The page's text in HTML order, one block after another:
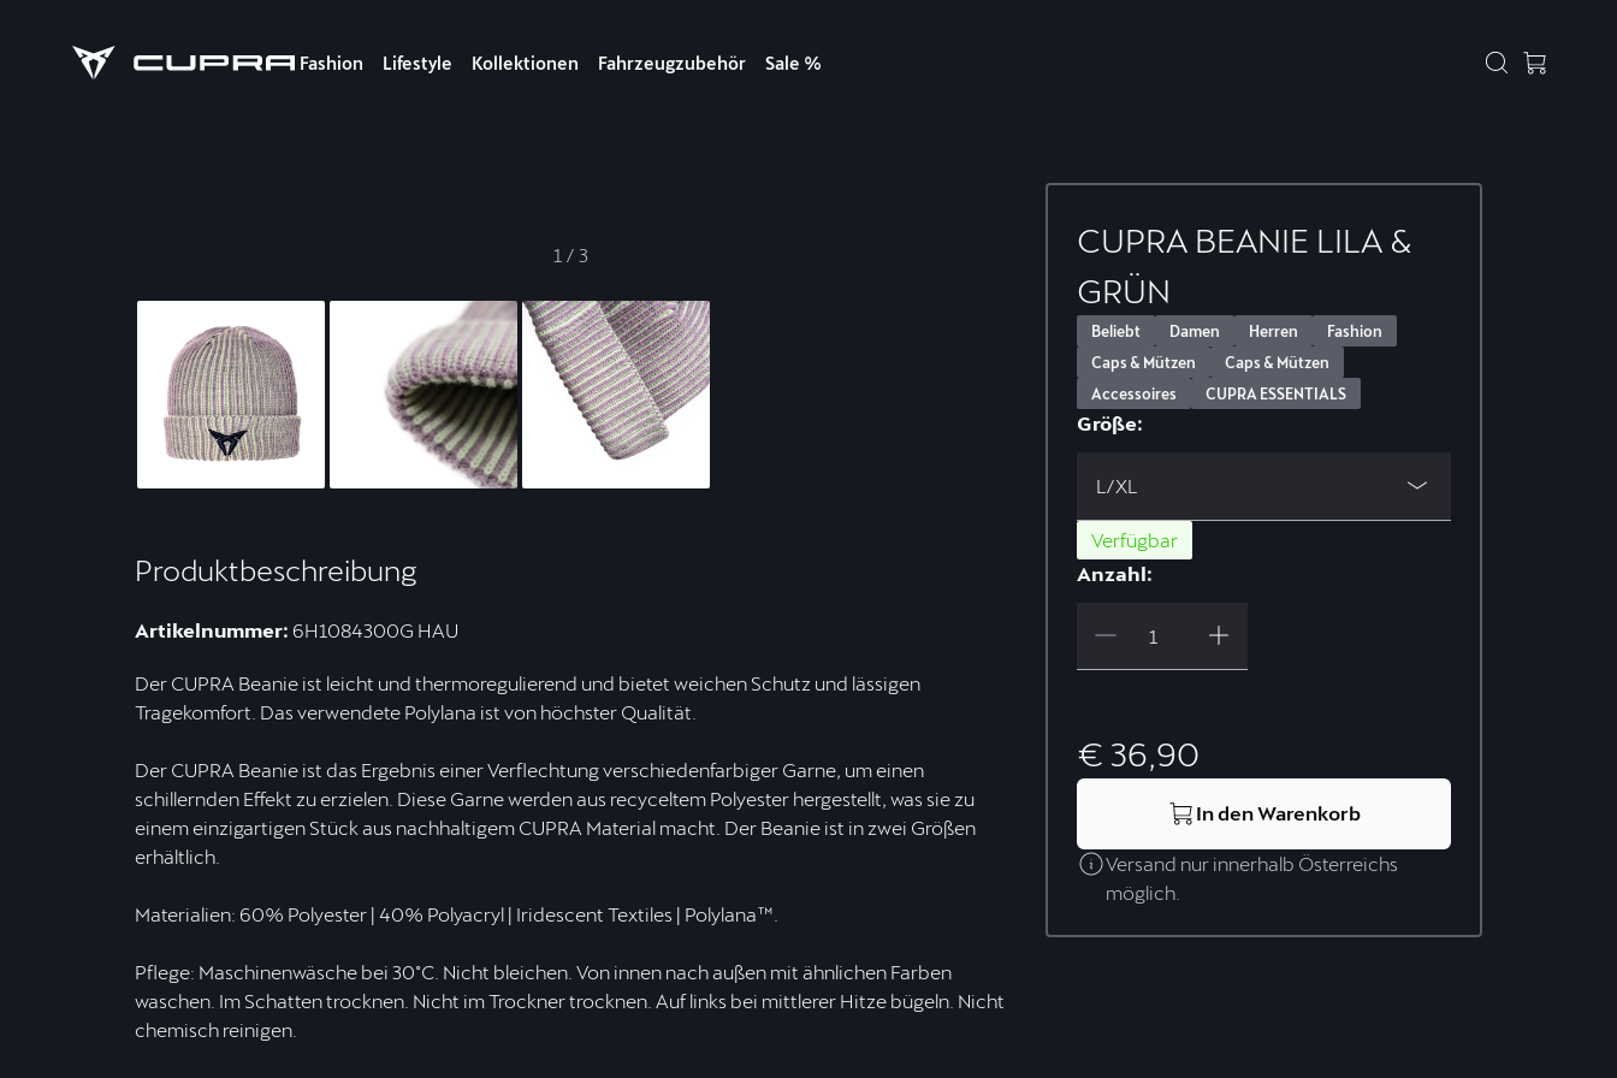
Fashion Lifestyle Kollektionen Fahrzeugzubehör Sale %
1 / 3
Produktbeschreibung
Artikelnummer: 6H1084300G HAU
Der CUPRA Beanie ist leicht und thermoregulierend und bietet weichen Schutz und lässigen
Tragekomfort. Das verwendete Polylana ist von höchster Qualität.
Der CUPRA Beanie ist das Ergebnis einer Verflechtung verschiedenfarbiger Garne, um einen
schillernden Effekt zu erzielen. Diese Garne werden aus recyceltem Polyester hergestellt, was sie zu
einem einzigartigen Stück aus nachhaltigem CUPRA Material macht. Der Beanie ist in zwei Größen
erhältlich.
Materialien: 60% Polyester | 40% Polyacryl | Iridescent Textiles | Polylana™.
Pflege: Maschinenwäsche bei 30°C. Nicht bleichen. Von innen nach außen mit ähnlichen Farben
waschen. Im Schatten trocknen. Nicht im Trockner trocknen. Auf links bei mittlerer Hitze bügeln. Nicht
chemisch reinigen.
CUPRA BEANIE LILA &
GRÜN
Beliebt Damen Herren
Fashion
Caps & Mützen
Caps & Mützen
Accessoires
CUPRA ESSENTIALS
Größe:
L/XL
Verfügbar
Anzahl:
€ 36,90
In den Warenkorb
Versand nur innerhalb Österreichs
möglich.